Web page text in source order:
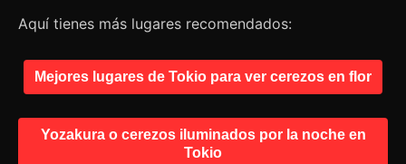
Aquí tienes más lugares recomendados:
Mejores lugares de Tokio para ver cerezos en flor
Yozakura o cerezos iluminados por la noche en
Tokio